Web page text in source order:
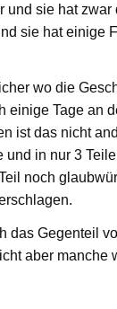
und sie hat
sie hat einige
wo die
einige Tage an
ist das nicht
in nur 3
noch
das Gegenteil
aber manche